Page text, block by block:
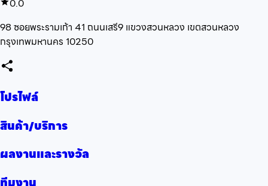
0.0
98 ซอยพระรามเก้า 41 ถนนเสรี9 แขวงสวนหลวง เขตสวนหลวง
กรุงเทพมหานคร 10250
โปรไฟล์
สินค้า/บริการ
ผลงานและรางวัล